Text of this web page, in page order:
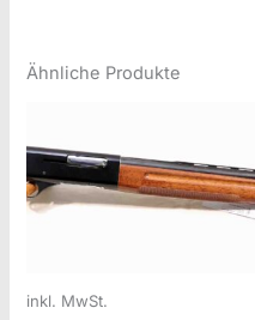
Ähnliche Produkte
inkl. MwSt.